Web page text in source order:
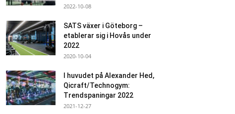
2022-10-08
SATS växer i Göteborg –
etablerar sig i Hovås under
2022
2020-10-04
I huvudet på Alexander Hed,
Qicraft/Technogym:
Trendspaningar 2022
2021-12-27